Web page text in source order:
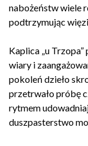
nabożeństw wiele
podtrzymując
Kaplica „u
wiary i
pokoleń dzieło
przetrwało próbę
rytmem
duszpasterstwo